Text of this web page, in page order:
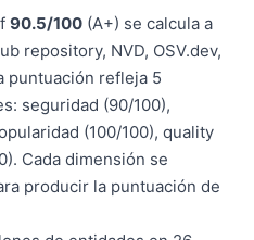
90.5/100 (A+) se calcula a
repository, NVD, OSV.dev,
puntuación refleja 5
seguridad (90/100),
(100/100), quality
Cada dimensión se
producir la puntuación de